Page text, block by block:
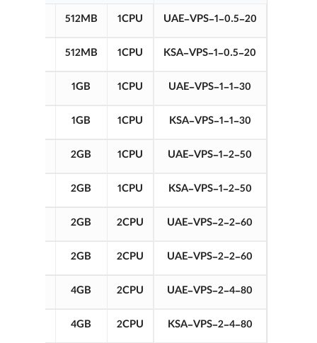
UAE-VPS-1-0.5-20
1CPU
512MB
KSA-VPS-1-0.5-20
1CPU
512MB
UAE-VPS-1-1-30
1CPU
1GB
KSA-VPS-1-1-30
1CPU
1GB
UAE-VPS-1-2-50
1CPU
2GB
KSA-VPS-1-2-50
1CPU
2GB
UAE-VPS-2-2-60
2CPU
2GB
UAE-VPS-2-2-60
2CPU
2GB
UAE-VPS-2-4-80
2CPU
4GB
KSA-VPS-2-4-80
2CPU
4GB